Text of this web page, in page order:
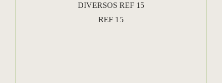
DIVERSOS REF 15
REF 15